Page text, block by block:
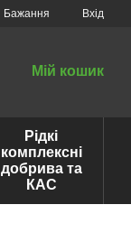
Бажання Вхід
Мій кошик
Рідкі
комплексні
добрива та
КАС